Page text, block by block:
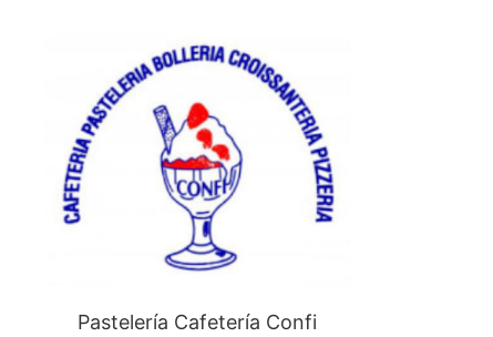
Pastelería Cafetería Confi